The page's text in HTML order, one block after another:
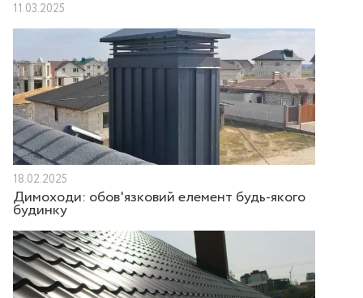
11.03.2025
18.02.2025
Димоходи: обов'язковий елемент будь-якого
будинку